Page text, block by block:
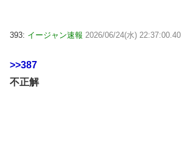
393: イージャン速報 2026/06/24(水) 22:37:00.40
>>387
不正解